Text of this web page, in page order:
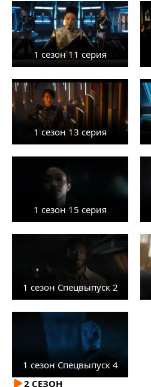
1 сезон 11 серия
1 сезон 13 серия
1 сезон 15 серия
1 сезон Спецвыпуск 2
1 сезон Спецвыпуск 4
2 СЕЗОН